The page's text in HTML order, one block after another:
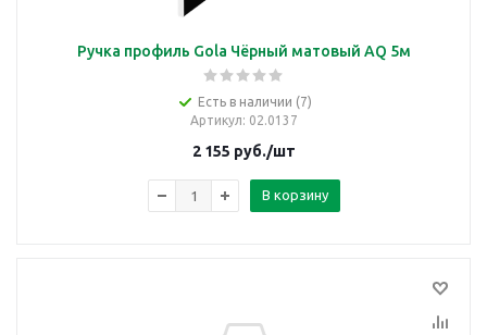
Ручка профиль Gola Чёрный матовый AQ 5м
Есть в наличии (7)
Артикул: 02.0137
2 155 руб./шт
В корзину